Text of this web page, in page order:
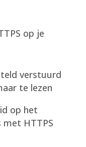
op je
verstuurd
te lezen
op het
HTTPS